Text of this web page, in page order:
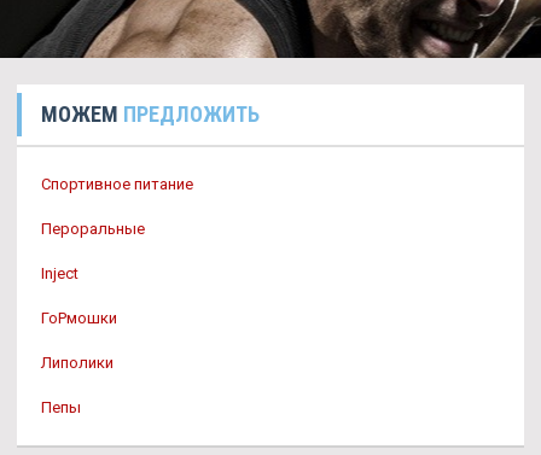
МОЖЕМ ПРЕДЛОЖИТЬ
Спортивное питание
Пероральные
Inject
ГоРмошки
Липолики
Пепы